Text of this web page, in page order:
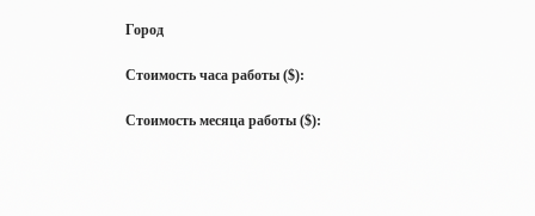
Город
Стоимость часа работы ($):
Стоимость месяца работы ($):